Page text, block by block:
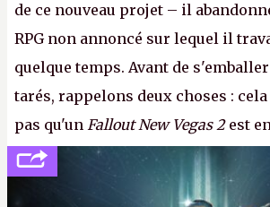
de ce nouveau projet – il
RPG non annoncé sur lequel il
quelque temps. Avant de
tarés, rappelons deux choses :
pas qu'un Fallout New Vegas 2est
développement (pour ce que l'on
peut-être sur
Fallout Football ou